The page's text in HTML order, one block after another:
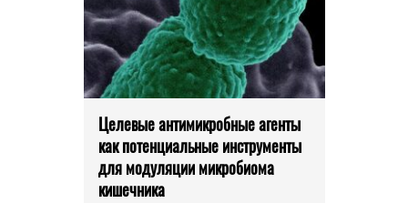
Целевые антимикробные агенты
как потенциальные инструменты
для модуляции микробиома
кишечника